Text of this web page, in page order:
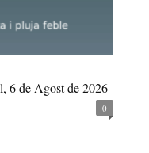
6 de Agost de 2026
0